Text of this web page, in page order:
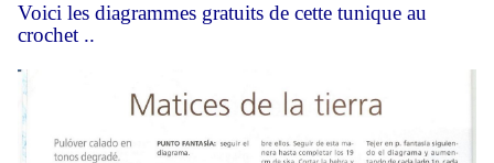
Voici les diagrammes gratuits de cette tunique au
crochet ..